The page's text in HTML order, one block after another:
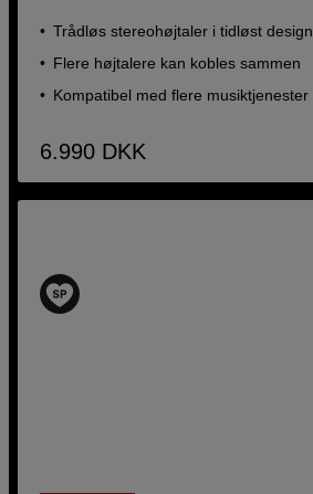
Trådløs stereohøjtaler i tidløst design
Flere højtalere kan kobles sammen
Kompatibel med flere musiktjenester
6.990 DKK